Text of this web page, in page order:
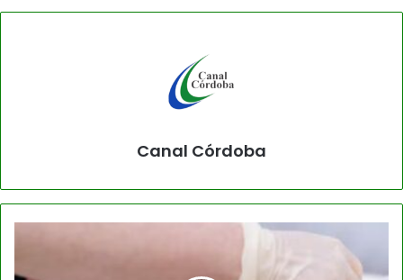
Canal Córdoba